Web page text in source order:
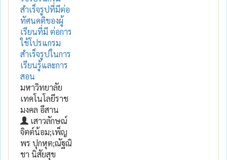
สำเร็จรูปที่มีต่อ
ทัศนคติของผู้
เรียนที่มี ต่อการ
ใช้โปรแกรม
สำเร็จรูปในการ
เรียนรู้และการ
สอน
มหาวิทยาลัย
เทคโนโลยีราช
มงคล อีสาน
เสาวลักษณ์
จิตต์น้อม;เพ็ญ
พร ปุกหุต;ณัฐณิ
ชา นิสัยสุข